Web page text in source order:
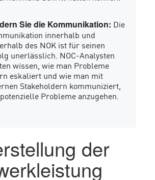
Sie die Kommunikation: Die
innerhalb und
des NOK ist für seinen
unerlässlich. NOC-Analysten
wissen, wie man Probleme
eskaliert und wie man mit
Stakeholdern kommuniziert,
Probleme anzugehen.
der